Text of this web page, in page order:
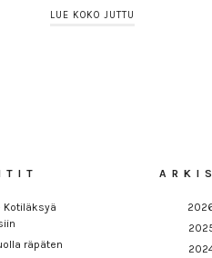
LUE KOKO JUTTU
Kotiläksyä
räpäten